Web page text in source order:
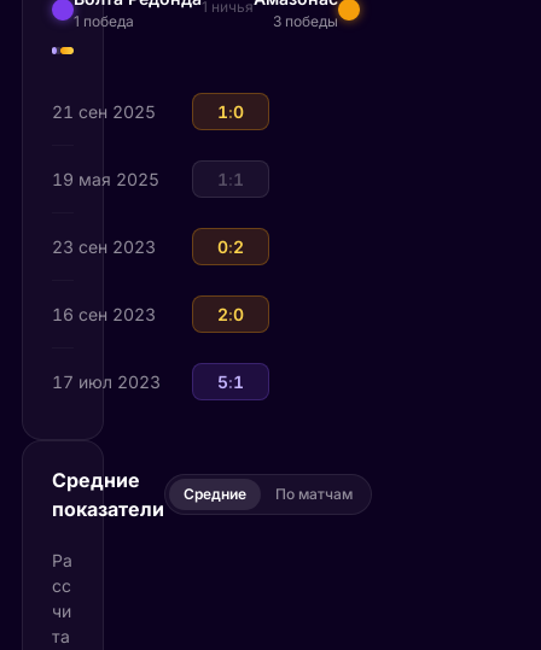
1 победа
1 ничья
3 победы
21 сен 2025 Амазонас
1:0
19 мая 2025 Волта Редонда
1:1
23 сен 2023 Волта Редонда
0:2
16 сен 2023 Амазонас
2:0
17 июл 2023 Волта Редонда
5:1
Средние
показатели
Средние По матчам
Ра
сс
чи
та